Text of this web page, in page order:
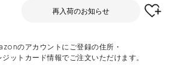
再入荷のお知らせ
のアカウントにご登録の住所・
ジットカード情報でご注文いただけます。